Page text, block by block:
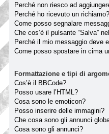
Perché non riesco ad
Perché ho ricevuto un richiamo?
Come posso segnalare
Che cos’è il pulsante “Salva”
Perché il mio messaggio deve
Come posso spostare in cima
Formattazione e tipi di
Cos’è il BBCode?
Posso usare l’HTML?
Cosa sono le emoticon?
Posso inserire delle immagini?
Che cosa sono gli annunci
Cosa sono gli annunci?